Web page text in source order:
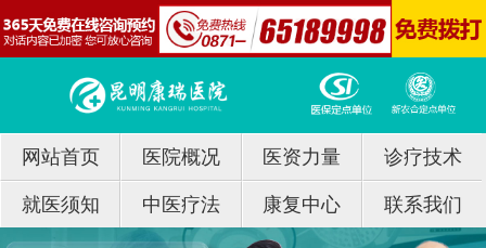
网站首页 医院概况 医资力量 诊疗技术
就医须知 中医疗法 康复中心 联系我们